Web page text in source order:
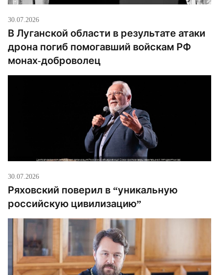
30.07.2026
В Луганской области в результате атаки
дрона погиб помогавший войскам РФ
монах-доброволец
30.07.2026
Ряховский поверил в “уникальную
российскую цивилизацию”